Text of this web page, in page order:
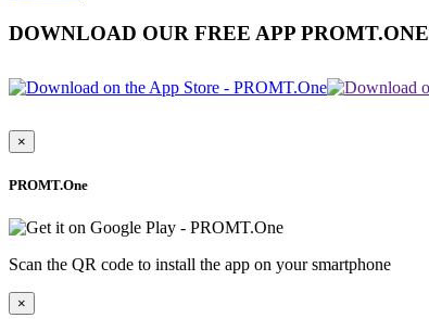
DOWNLOAD OUR FREE APP PROMT.ONE
×
PROMT.One
Scan the QR code to install the app on your smartphone
×